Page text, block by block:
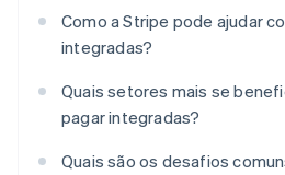
Como a Stripe pode ajudar
integradas?
Quais setores mais se
pagar integradas?
Quais são os desafios